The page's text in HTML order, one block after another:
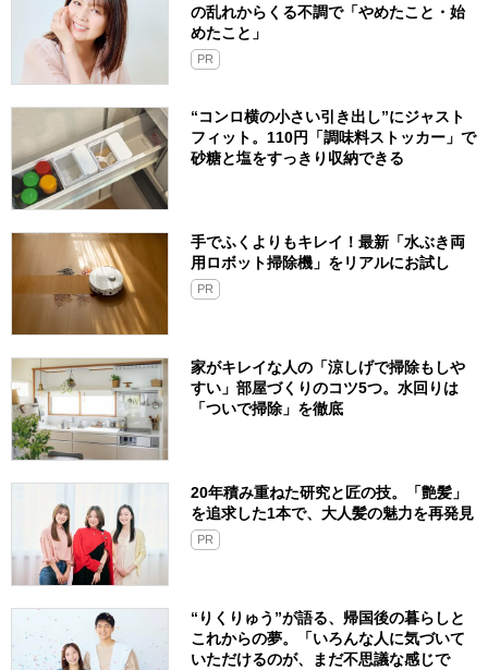
の乱れからくる不調で「やめたこと・始
めたこと」
PR
“コンロ横の小さい引き出し”にジャスト
フィット。110円「調味料ストッカー」で
砂糖と塩をすっきり収納できる
手でふくよりもキレイ！最新「水ぶき両
用ロボット掃除機」をリアルにお試し
PR
家がキレイな人の「涼しげで掃除もしや
すい」部屋づくりのコツ5つ。水回りは
「ついで掃除」を徹底
20年積み重ねた研究と匠の技。「艶髪」
を追求した1本で、大人髪の魅力を再発見
PR
“りくりゅう”が語る、帰国後の暮らしと
これからの夢。「いろんな人に気づいて
いただけるのが、まだ不思議な感じで